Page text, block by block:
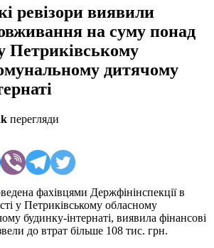
ревізори виявили
на суму понад
Петриківському
дитячому
перегляди
фахівцями Держфінінспекції в
у Петриківському обласному
будинку-інтернаті, виявила фінансові
до втрат більше 108 тис. грн.